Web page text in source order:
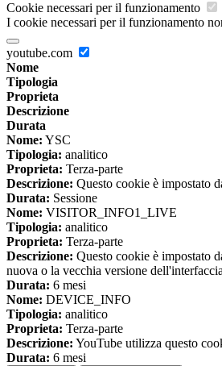
Cookie necessari per il funzionamento
I cookie necessari per il funzionamento
youtube.com
Nome
Tipologia
Proprieta
Descrizione
Durata
Nome: YSC
Tipologia: analitico
Proprieta: Terza-parte
Descrizione: Questo cookie è impostato
Durata: Sessione
Nome: VISITOR_INFO1_LIVE
Tipologia: analitico
Proprieta: Terza-parte
Descrizione: Questo cookie è impostato
nuova o la vecchia versione
Durata: 6 mesi
Nome: DEVICE_INFO
Tipologia: analitico
Proprieta: Terza-parte
Descrizione: YouTube utilizza questo
Durata: 6 mesi